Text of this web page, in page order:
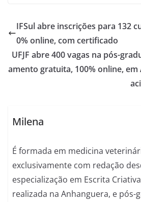
IFSul abre inscrições para 132
0% online, com certificado
UFJF abre 400 vagas na pós-
amento gratuita, 100% online,
Milena
É formada em medicina
exclusivamente com redação
especialização em Escrita
realizada na Anhanguera, e pós-